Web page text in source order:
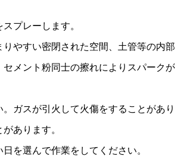
プレーします。
やすい密閉された空間、土管等の内
メント粉同士の擦れによりスパーク
ガスが引火して火傷をすることがあり
あります。
を選んで作業をしてください。